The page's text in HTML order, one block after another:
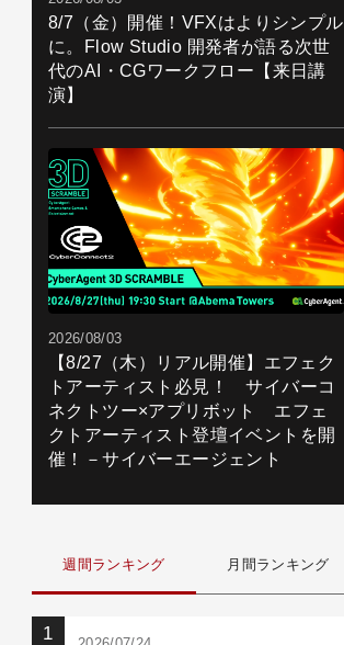
8/7（金）開催！VFXはよりシンプル
に。Flow Studio 開発者が語る次世
代のAI・CGワークフロー【来日講
演】
2026/08/03
【8/27（木）リアル開催】エフェク
トアーティスト必見！ サイバーコ
ネクトツー×アプリボット エフェ
クトアーティスト登壇イベントを開
催！－サイバーエージェント
週間ランキング 月間ランキング